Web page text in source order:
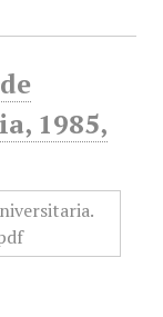
1985,